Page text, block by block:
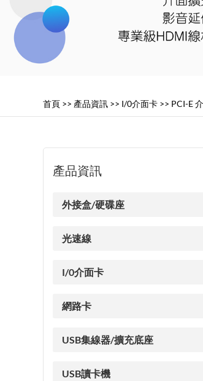
首頁 >> 產品資訊 >> I/0介面卡 >> PCI-E
產品資訊
外接盒/硬碟座
光速線
I/0介面卡
網路卡
USB集線器/擴充底座
USB讀卡機